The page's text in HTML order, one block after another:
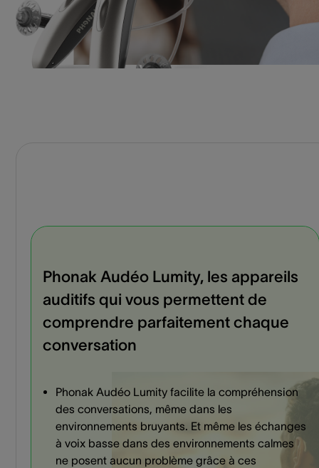
Phonak Audéo Lumity, les appareils
auditifs qui vous permettent de
comprendre parfaitement chaque
conversation
Phonak Audéo Lumity facilite la compréhension
des conversations, même dans les
environnements bruyants. Et même les échanges
à voix basse dans des environnements calmes
ne posent aucun problème grâce à ces